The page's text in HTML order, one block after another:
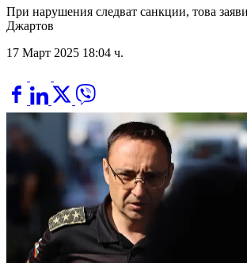
При нарушения следват санкции, това
Джартов
17 Март 2025 18:04 ч.